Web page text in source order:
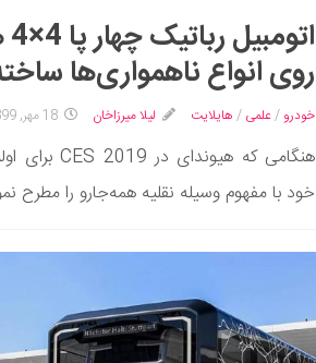
روی انواع ناهمواری‌ها
خودرو /علمی / هایلایت لیلا میرزاخان 18 مهر, 1399
خود با مفهوم وسیله نقلیه همه‌جارو را مطرح